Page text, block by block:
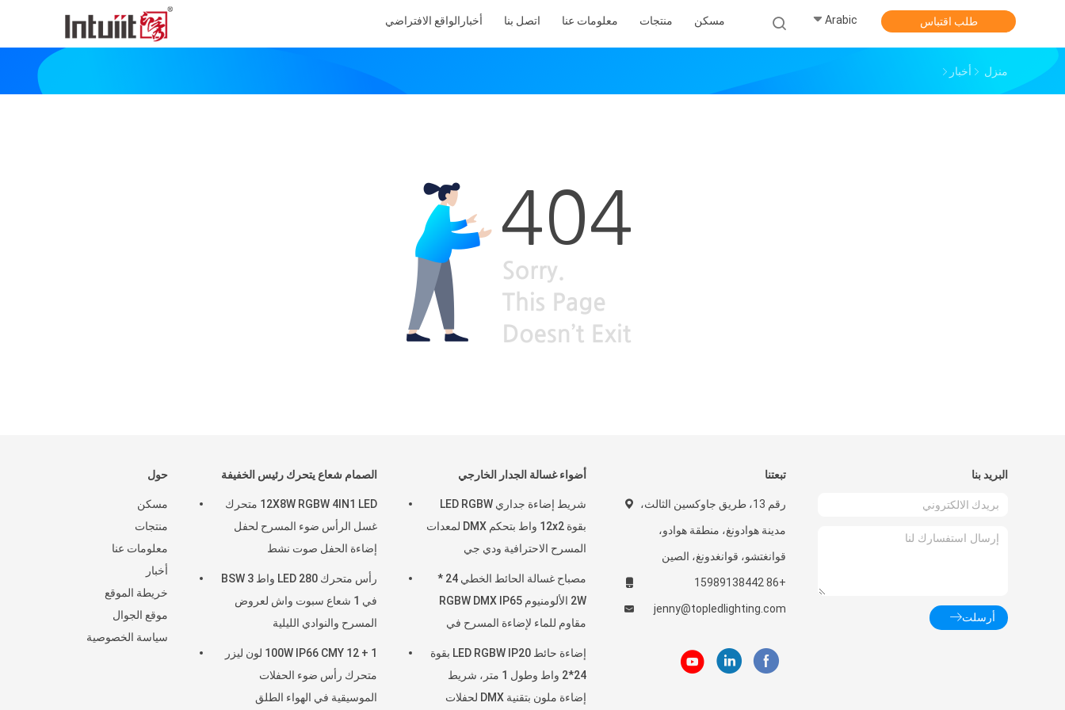
مسكن منتجات معلومات عنا اتصل بنا أخبار الواقع الافتراضي Arabic طلب اقتباس
منزل أخبار
حول
مسكن
منتجات
معلومات عنا
أخبار
خريطة الموقع
موقع الجوال
سياسة الخصوصية
الصمام شعاع يتحرك رئيس الخفيفة
12X8W RGBW 4IN1 LED متحرك
غسل الرأس ضوء المسرح لحفل
إضاءة الحفل صوت نشط
رأس متحرك LED 280 واط BSW 3
في 1 شعاع سبوت واش لعروض
المسرح والنوادي الليلية
100W IP66 CMY 12 + 1 لون ليزر
متحرك رأس ضوء الحفلات
الموسيقية في الهواء الطلق
أضواء غسالة الجدار الخارجي
شريط إضاءة جداري LED RGBW
بقوة 12x2 واط بتحكم DMX لمعدات
المسرح الاحترافية ودي جي
مصباح غسالة الحائط الخطي 24 *
2W الألومنيوم RGBW DMX IP65
مقاوم للماء لإضاءة المسرح في
إضاءة حائط LED RGBW IP20 بقوة
24*2 واط وطول 1 متر، شريط
إضاءة ملون بتقنية DMX لحفلات
تبعتنا
رقم 13، طريق جاوكسين الثالث،
مدينة هوادونغ، منطقة هوادو،
قوانغتشو، قوانغدونغ، الصين
+86 15989138442
jenny@topledlighting.com
البريد بنا
أرسلت